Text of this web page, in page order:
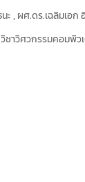
ะ , ผศ.ดร.เฉลิมเอ
าวิศวกรรมคอมพิ